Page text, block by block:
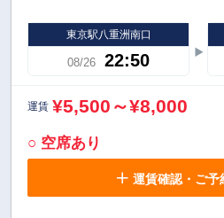
東京駅八重洲南口
08/26 22:50
運賃 ¥5,500～¥8,000
○ 空席あり
運賃確認・ご予